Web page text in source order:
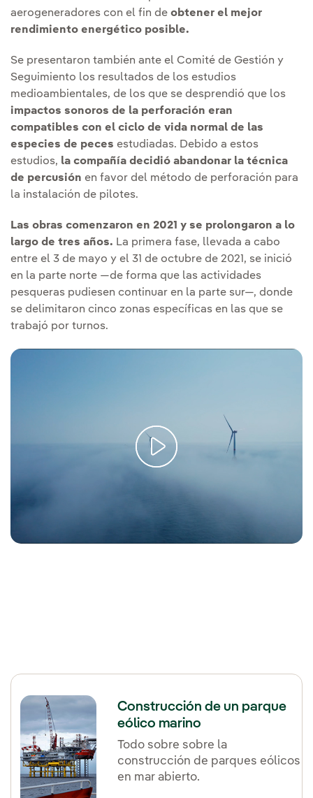
aerogeneradores con el fin de obtener el mejor
rendimiento energético posible.
Se presentaron también ante el Comité de Gestión y
Seguimiento los resultados de los estudios
medioambientalesEnlace externo, se abre en ventana
, de los que se desprendió que los
impactos sonoros de la perforación eran
compatibles con el ciclo de vida normal de las
especies de peces estudiadas. Debido a estos
estudios, la compañía decidió abandonar la técnica
de percusión en favor del método de perforación para
la instalación de pilotes.
Las obras comenzaron en 2021 y se prolongaron a lo
largo de tres años. La primera fase, llevada a cabo
entre el 3 de mayo y el 31 de octubre de 2021, se inició
en la parte norte —de forma que las actividades
pesqueras pudiesen continuar en la parte sur—, donde
se delimitaron cinco zonas específicas en las que se
trabajó por turnos.
Construcción de un parque
eólico marino
Todo sobre sobre la
construcción de parques eólicos
en mar abierto.